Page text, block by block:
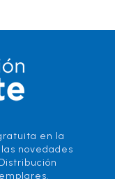
en la
novedades